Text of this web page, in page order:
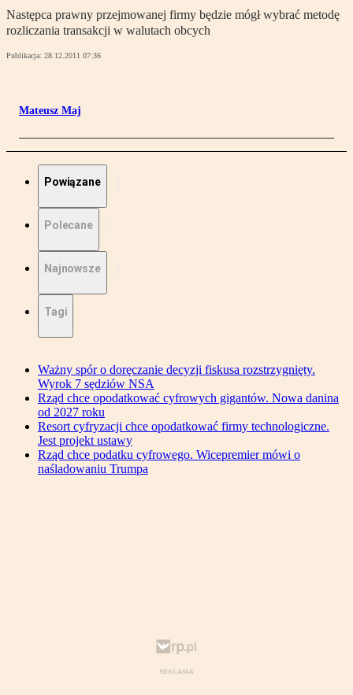
Następca prawny przejmowanej firmy będzie mógł wybrać metodę
rozliczania transakcji w walutach obcych
Publikacja: 28.12.2011 07:36
Mateusz Maj
Powiązane
Polecane
Najnowsze
Tagi
Ważny spór o doręczanie decyzji fiskusa rozstrzygnięty.
Wyrok 7 sędziów NSA
Rząd chce opodatkować cyfrowych gigantów. Nowa danina
od 2027 roku
Resort cyfryzacji chce opodatkować firmy technologiczne.
Jest projekt ustawy
Rząd chce podatku cyfrowego. Wicepremier mówi o
naśladowaniu Trumpa